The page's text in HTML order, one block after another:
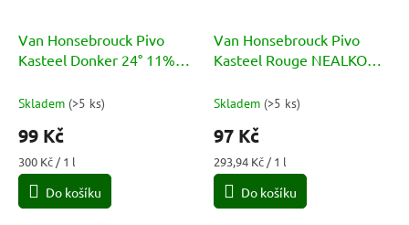
Van Honsebrouck Pivo
Kasteel Donker 24° 11%
Skladem (>5 ks)
99 Kč
Měrná
cena:
300 Kč / 1 l
Do košíku
Van Honsebrouck Pivo
Kasteel Rouge NEALKO
Skladem (>5 ks)
97 Kč
Měrná
cena:
293,94 Kč / 1 l
Do košíku